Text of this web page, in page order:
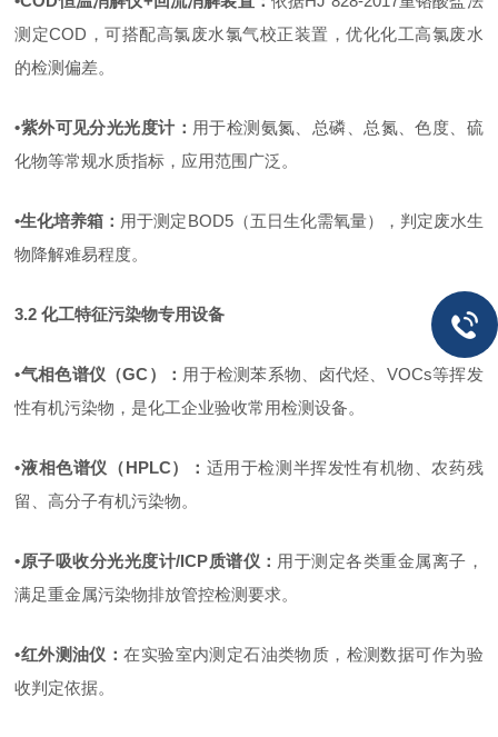
测定COD ，可搭配高氯废水氯气校正装置，优化化工高氯废水
的检测偏差。
•紫外可见分光光度计： 用于检测氨氮、总磷、总氮、色度、硫
化物等常规水质指标，应用范围广泛。
•生化培养箱 ： 用于测定BOD5（五日生化需氧量），判定废水生
物降解难易程度。
3.2化工特征污染物专用设备
•气相色谱仪（GC） ： 用于检测苯系物、卤代烃、 VOCs等挥发
性有机污染物，是化工企业验收常用检测设备。
•液相色谱仪（HPLC） ： 适用于检测半挥发性有机物、农药残
留、高分子有机污染物。
•原子吸收分光光度计/ICP质谱仪 ： 用于测定各类重金属离子，
满足重金属污染物排放管控检测要求。
•红外测油仪 ：在实验室内测定石油类物质，检测数据可作为验
收判定依据。